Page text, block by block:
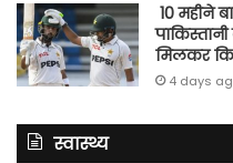
10 महीने
मिलकर
4 days
स्वास्थ्य